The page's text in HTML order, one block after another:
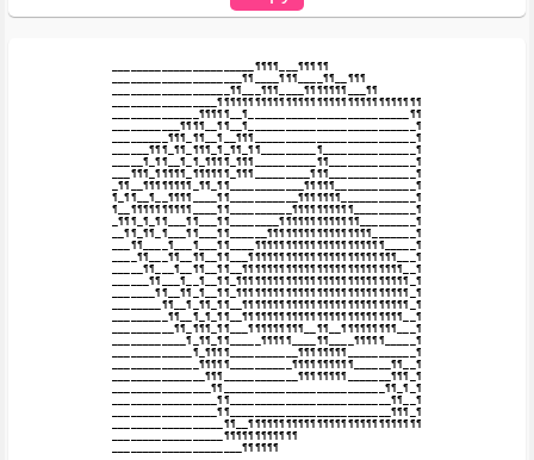
_______________________¶¶¶¶___¶¶¶¶¶
_____________________¶¶____¶¶¶____¶¶__¶¶¶
___________________¶¶___¶¶¶____¶¶¶¶¶¶¶___¶¶
_________________¶¶¶¶¶¶¶¶¶¶¶¶¶¶¶¶¶¶¶¶¶¶¶¶¶¶¶¶¶¶¶¶¶
______________¶¶¶¶¶__¶__________________________¶¶
___________¶¶¶¶__¶¶__¶___________________________¶
_________¶¶¶_¶¶__¶__¶¶¶__________________________¶
______¶¶¶_¶¶_¶¶¶_¶_¶¶_¶¶_________¶_______________¶
_____¶_¶¶__¶_¶_¶¶¶¶_¶¶¶__________¶¶______________¶
___¶¶¶_¶¶¶¶¶_¶¶¶¶¶¶_¶¶¶_________¶¶¶______________¶
_¶¶__¶¶¶¶¶¶¶¶_¶¶_¶¶____________¶¶¶¶¶_____________¶
¶_¶¶__¶__¶¶¶¶____¶¶___________¶¶¶¶¶¶¶____________¶
¶__¶¶¶¶¶¶¶¶¶¶____¶¶__________¶¶¶¶¶¶¶¶¶¶__________¶
_¶¶¶_¶_¶¶___¶¶___¶¶________¶¶¶¶¶¶¶¶¶¶¶¶¶_________¶
__¶¶_¶¶_¶___¶¶___¶¶______¶¶¶¶¶¶¶¶¶¶¶¶¶¶¶¶¶_______¶
___¶¶____¶___¶___¶¶____¶¶¶¶¶¶¶¶¶¶¶¶¶¶¶¶¶¶¶¶¶_____¶
____¶¶___¶¶__¶¶__¶¶___¶¶¶¶¶¶¶¶¶¶¶¶¶¶¶¶¶¶¶¶¶¶¶¶___¶
_____¶¶___¶__¶¶__¶¶__¶¶¶¶¶¶¶¶¶¶¶¶¶¶¶¶¶¶¶¶¶¶¶¶¶¶__¶
______¶¶___¶__¶__¶¶_¶¶¶¶¶¶¶¶¶¶¶¶¶¶¶¶¶¶¶¶¶¶¶¶¶¶¶¶_¶
_______¶¶__¶¶_¶__¶¶_¶¶¶¶¶¶¶¶¶¶¶¶¶¶¶¶¶¶¶¶¶¶¶¶¶¶¶¶_¶
________¶¶__¶_¶¶_¶¶__¶¶¶¶¶¶¶¶¶¶¶¶¶¶¶¶¶¶¶¶¶¶¶¶¶¶¶_¶
_________¶¶__¶_¶_¶¶__¶¶¶¶¶¶¶¶¶¶¶¶¶¶¶¶¶¶¶¶¶¶¶¶¶¶__¶
__________¶¶_¶¶¶_¶¶___¶¶¶¶¶¶¶¶¶__¶¶__¶¶¶¶¶¶¶¶¶___¶
____________¶_¶¶_¶¶_____¶¶¶¶¶____¶¶____¶¶¶¶¶_____¶
_____________¶_¶¶¶¶___________¶¶¶¶¶¶¶¶___________¶
______________¶¶¶¶¶__________¶¶¶¶¶¶¶¶¶¶______¶¶__¶
_______________¶¶¶____________¶¶¶¶¶¶¶¶_______¶¶¶_¶
________________¶¶__________________________¶¶_¶_¶
_________________¶¶__________________________¶¶__¶
_________________¶¶__________________________¶¶¶_¶
__________________¶¶__¶¶¶¶¶¶¶¶¶¶¶¶¶¶¶¶¶¶¶¶¶¶¶¶¶¶¶¶
__________________¶¶¶¶¶¶¶¶¶¶¶¶